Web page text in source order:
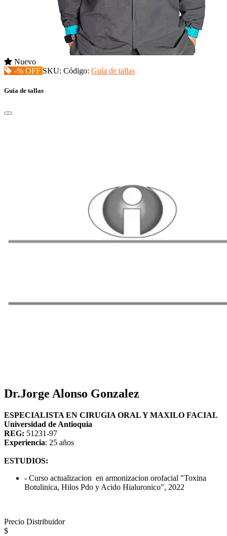
Nuevo
-% OFF SKU: Código: Guía de tallas
Guía de tallas
Dr.Jorge Alonso Gonzalez
ESPECIALISTA EN CIRUGIA ORAL Y MAXILO FACIAL
Universidad de Antioquia
REG: 51231-97
Experiencia: 25 años
ESTUDIOS:
- Curso actualizacion en armonizacion orofacial "Toxina
Botulinica, Hilos Pdo y Acido Hialuronico", 2022
Precio Distribuidor
$